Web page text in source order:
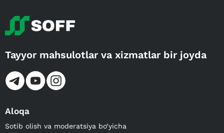
Tayyor mahsulotlar va xizmatlar bir joyda
Aloqa
Sotib olish va moderatsiya bo‘yicha